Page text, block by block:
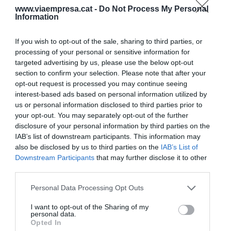
www.viaempresa.cat - Do Not Process My Personal
Information
If you wish to opt-out of the sale, sharing to third parties, or
processing of your personal or sensitive information for
targeted advertising by us, please use the below opt-out
section to confirm your selection. Please note that after your
opt-out request is processed you may continue seeing
interest-based ads based on personal information utilized by
us or personal information disclosed to third parties prior to
your opt-out. You may separately opt-out of the further
disclosure of your personal information by third parties on the
IAB’s list of downstream participants. This information may
also be disclosed by us to third parties on the IAB’s List of
Downstream Participants that may further disclose it to other
Personal Data Processing Opt Outs
I want to opt-out of the Sharing of my
personal data.
Opted In
certs reptes amb una aurèola d’il·lusió.
Sortir de la ruïna
Un dels motius que ha esgrimitFlorentino Pérez
president d’aquesta futura competició, per tirar
endavant el projecte, és que els grans clubs es
troben en situació de ruïna i necessiten
maximitzar els seus ingressos per restablir
l’equilibri patrimonial. Caldria preguntar-se per
què s’ha arribat a aquesta situació d’extrema
feblesa si els clubs acreditaven uns increments a
la facturació propers al 10% anuals en el lustre
previ a la pandèmia. La resposta cal buscar-la en
competir internament, una circumstància que
acaba indefectiblement en un augment irracional